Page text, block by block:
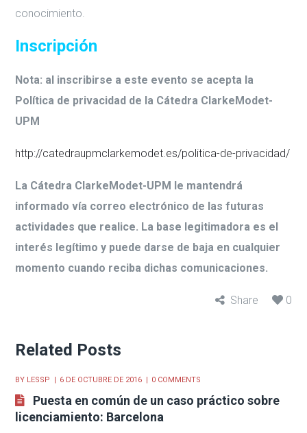
conocimiento.
Inscripción
Nota: al inscribirse a este evento se acepta la
Política de privacidad de la Cátedra ClarkeModet-
UPM
http://catedraupmclarkemodet.es/politica-de-privacidad/
La Cátedra ClarkeModet-UPM le mantendrá
informado vía correo electrónico de las futuras
actividades que realice. La base legitimadora es el
interés legítimo y puede darse de baja en cualquier
momento cuando reciba dichas comunicaciones.
Share 0
Related Posts
BY LESSP 6 DE OCTUBRE DE 2016 0 COMMENTS
Puesta en común de un caso práctico sobre
licenciamiento: Barcelona